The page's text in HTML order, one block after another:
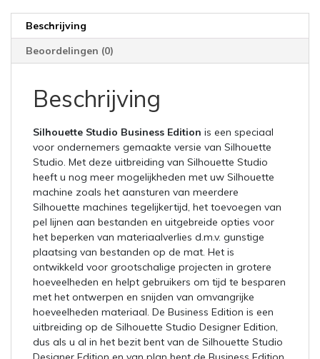
Beschrijving
Beoordelingen (0)
Beschrijving
Silhouette Studio Business Edition is een speciaal
voor ondernemers gemaakte versie van Silhouette
Studio. Met deze uitbreiding van Silhouette Studio
heeft u nog meer mogelijkheden met uw Silhouette
machine zoals het aansturen van meerdere
Silhouette machines tegelijkertijd, het toevoegen van
pel lijnen aan bestanden en uitgebreide opties voor
het beperken van materiaalverlies d.m.v. gunstige
plaatsing van bestanden op de mat. Het is
ontwikkeld voor grootschalige projecten in grotere
hoeveelheden en helpt gebruikers om tijd te besparen
met het ontwerpen en snijden van omvangrijke
hoeveelheden materiaal. De Business Edition is een
uitbreiding op de Silhouette Studio Designer Edition,
dus als u al in het bezit bent van de Silhouette Studio